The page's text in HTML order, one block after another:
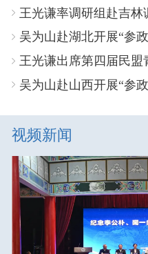
王光谦率调研组赴吉林
吴为山赴湖北开展“参
王光谦出席第四届民盟
吴为山赴山西开展“参
视频新闻